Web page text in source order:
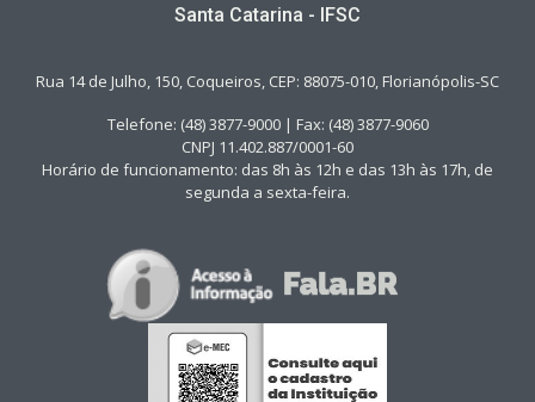
Santa Catarina - IFSC
Rua 14 de Julho, 150, Coqueiros, CEP: 88075-010, Florianópolis-SC
Telefone: (48) 3877-9000 | Fax: (48) 3877-9060
CNPJ 11.402.887/0001-60
Horário de funcionamento: das 8h às 12h e das 13h às 17h, de
segunda a sexta-feira.